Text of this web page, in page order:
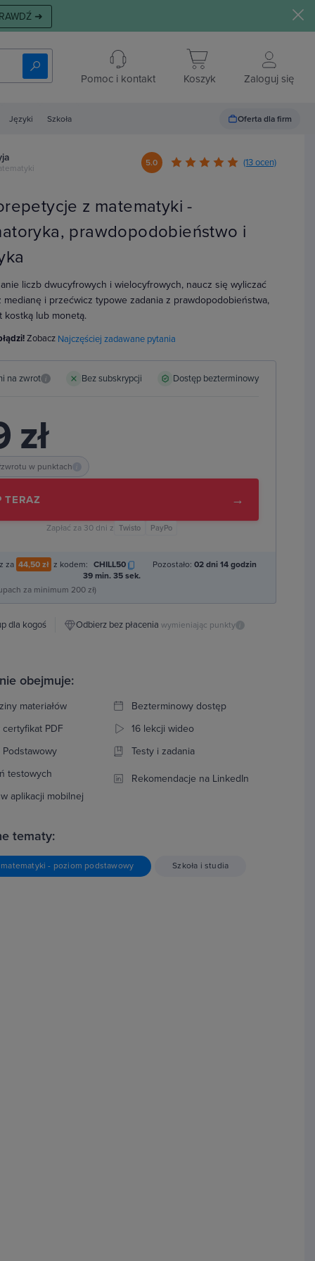
➜
Pomoc i kontakt Koszyk Zaloguj się
Języki Szkoła Oferta dla firm
5.0 (13 ocen)
z matematyki -
prawdopodobieństwo i
liczb dwucyfrowych i wielocyfrowych, naucz się wyliczać
medianę i przećwicz typowe zadania z prawdopodobieństwa,
kostką lub monetą.
Zobacz Najczęściej zadawane pytania
na zwrot i Bez subskrypcji Dostęp bezterminowy
zł
zwrotu w punktach
TERAZ →
Zapłać za 30 dni z Twisto PayPo
za 44,50 zł z kodem: CHILL50 Pozostało: 02 dni 14 godzin
39 min. 34 sek.
za minimum 200 zł)
dla kogoś Odbierz bez płacenia wymieniając punkty i
obejmuje:
materiałów
Bezterminowy dostęp
certyfikat PDF
16 lekcji wideo
Podstawowy
Testy i zadania
testowych
Rekomendacje na LinkedIn
aplikacji mobilnej
tematy:
- poziom podstawowy Szkoła i studia